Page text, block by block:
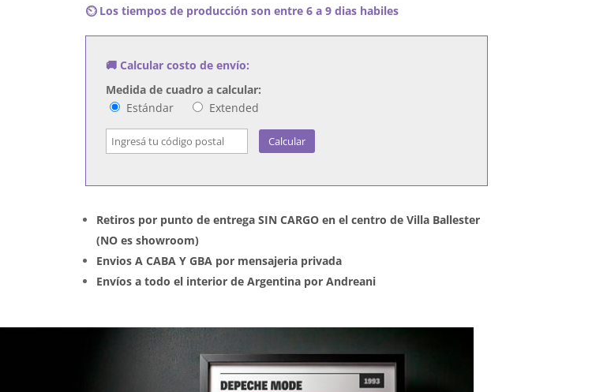
La
Mariposa
Devorando
Intensidad
cantidad
⏲️ Los tiempos de producción son entre 6 a 9 dias habiles
🚚 Calcular costo de envío:
Medida de cuadro a calcular:
Estándar
Extended
Calcular
Retiros por punto de entrega SIN CARGO en el centro de Villa Ballester
(NO es showroom)
Envios A CABA Y GBA por mensajeria privada
Envíos a todo el interior de Argentina por Andreani